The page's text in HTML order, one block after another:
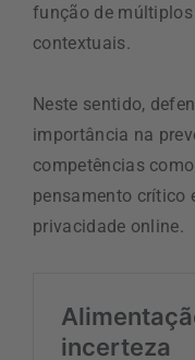
função de
contextuais.
Neste sentido,
importância na
competências
pensamento crítico
privacidade online.